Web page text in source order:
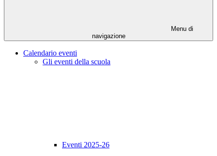
Menu di
navigazione
Calendario eventi
Gli eventi della scuola
Eventi 2025-26